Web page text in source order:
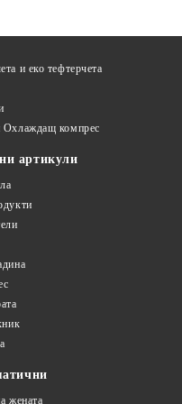
и еко тефтeрчета
Охлаждащ компрес
артикули
жената